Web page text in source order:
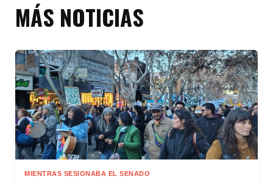
MÁS NOTICIAS
MIENTRAS SESIONABA EL SENADO